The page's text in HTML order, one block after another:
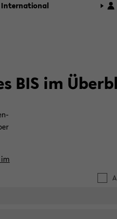
In­ter­na­tio­nal
BIS im